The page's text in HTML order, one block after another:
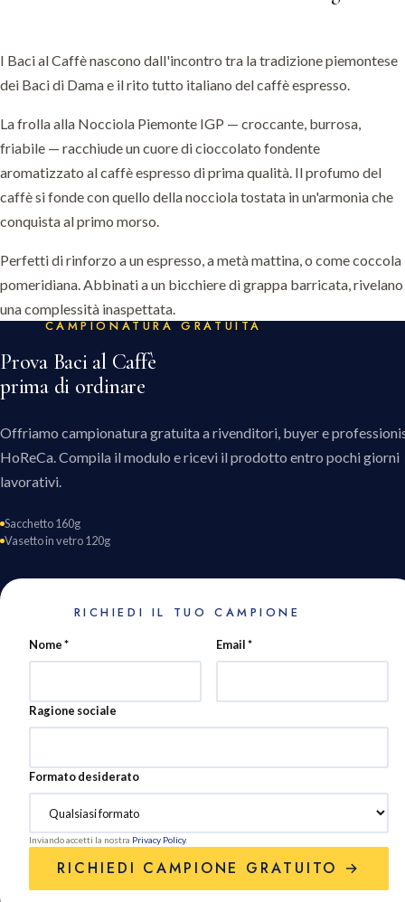
I Baci al Caffè nascono dall'incontro tra la tradizione piemontese
dei Baci di Dama e il rito tutto italiano del caffè espresso.
La frolla alla Nocciola Piemonte IGP — croccante, burrosa,
friabile — racchiude un cuore di cioccolato fondente
aromatizzato al caffè espresso di prima qualità. Il profumo del
caffè si fonde con quello della nocciola tostata in un'armonia che
conquista al primo morso.
Perfetti di rinforzo a un espresso, a metà mattina, o come coccola
pomeridiana. Abbinati a un bicchiere di grappa barricata, rivelano
una complessità inaspettata.
CAMPIONATURA GRATUITA
Prova Baci al Caffè
prima di ordinare
Offriamo campionatura gratuita a rivenditori, buyer e
HoReCa. Compila il modulo e ricevi il prodotto entro pochi giorni
lavorativi.
Sacchetto 160g
Vasetto in vetro 120g
RICHIEDI IL TUO CAMPIONE
Nome * Email *
Ragione sociale
Formato desiderato
Inviando accetti la nostra Privacy Policy.
RICHIEDI CAMPIONE GRATUITO →